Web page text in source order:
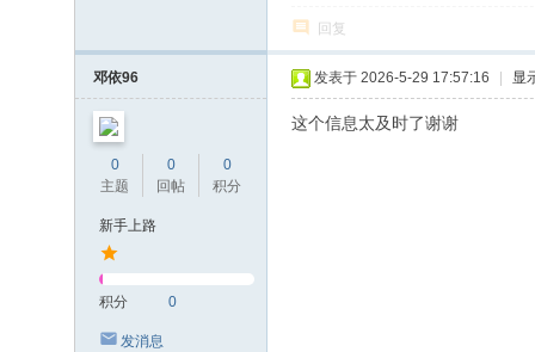
回复
邓依96
0
主题
0
回帖
0
积分
新手上路
积分 0
发消息
发表于 2026-5-29 17:57:16 显
这个信息太及时了谢谢